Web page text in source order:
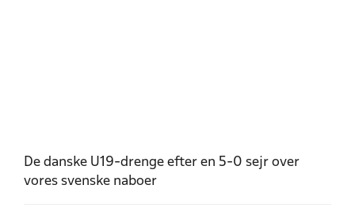
De danske U19-drenge efter en 5-0 sejr over
vores svenske naboer